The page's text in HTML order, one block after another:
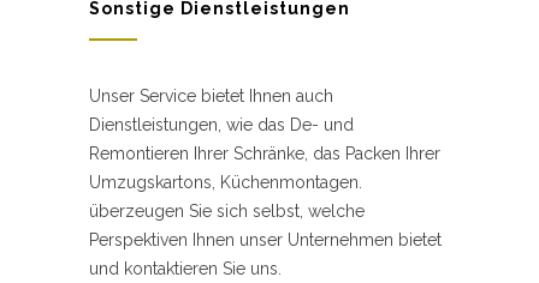
Sonstige Dienstleistungen
Unser Service bietet Ihnen auch
Dienstleistungen, wie das De- und
Remontieren Ihrer Schränke, das Packen Ihrer
Umzugskartons, Küchenmontagen.
überzeugen Sie sich selbst, welche
Perspektiven Ihnen unser Unternehmen bietet
und kontaktieren Sie uns.